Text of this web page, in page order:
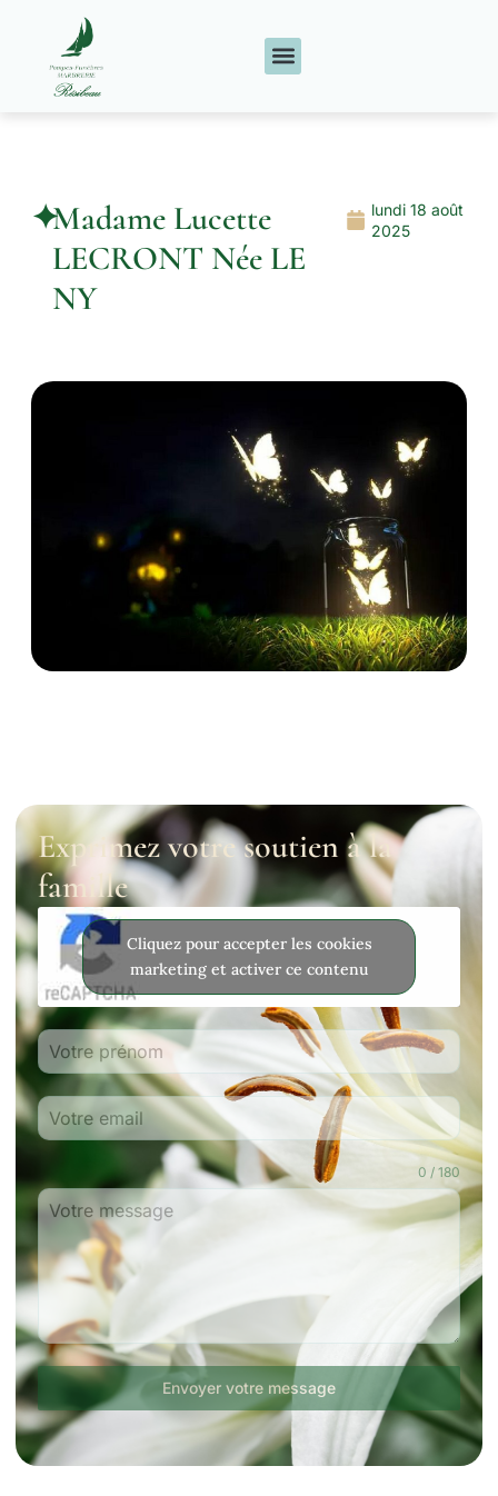
✦Madame Lucette
LECRONT Née LE
NY
lundi 18 août
2025
Exprimez votre soutien à la
famille
Cliquez pour accepter les cookies
marketing et activer ce contenu
0 / 180
Envoyer votre message